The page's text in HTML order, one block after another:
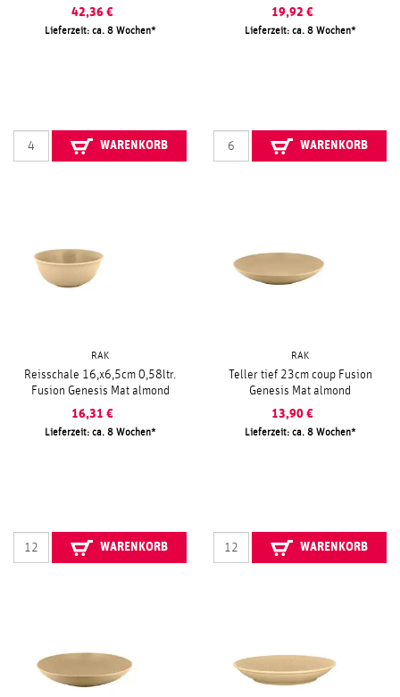
42,36 €
Lieferzeit: ca. 8 Wochen
WARENKORB
19,92 €
Lieferzeit: ca. 8 Wochen
WARENKORB
RAK
Reisschale 16,x6,5cm 0,58ltr.
Fusion Genesis Mat almond
16,31 €
Lieferzeit: ca. 8 Wochen
WARENKORB
RAK
Teller tief 23cm coup Fusion
Genesis Mat almond
13,90 €
Lieferzeit: ca. 8 Wochen
WARENKORB